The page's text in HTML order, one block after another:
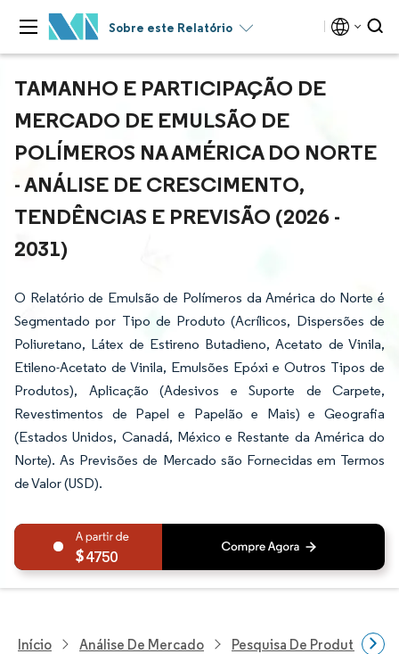
Sobre este Relatório
TAMANHO E PARTICIPAÇÃO DE
MERCADO DE EMULSÃO DE
POLÍMEROS NA AMÉRICA DO NORTE
- ANÁLISE DE CRESCIMENTO,
TENDÊNCIAS E PREVISÃO (2026 -
2031)
O Relatório de Emulsão de Polímeros da América do Norte é
Segmentado por Tipo de Produto (Acrílicos, Dispersões de
Poliuretano, Látex de Estireno Butadieno, Acetato de Vinila,
Etileno-Acetato de Vinila, Emulsões Epóxi e Outros Tipos de
Produtos), Aplicação (Adesivos e Suporte de Carpete,
Revestimentos de Papel e Papelão e Mais) e Geografia
(Estados Unidos, Canadá, México e Restante da América do
Norte). As Previsões de Mercado são Fornecidas em Termos
de Valor (USD).
4750
Início Análise De Mercado Pesquisa De Produtos